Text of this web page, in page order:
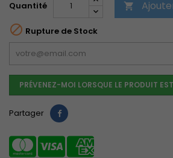
Quantité 
 Rupture de Stock
PRÉVENEZ-MOI LORSQUE LE PRODUIT
Partager